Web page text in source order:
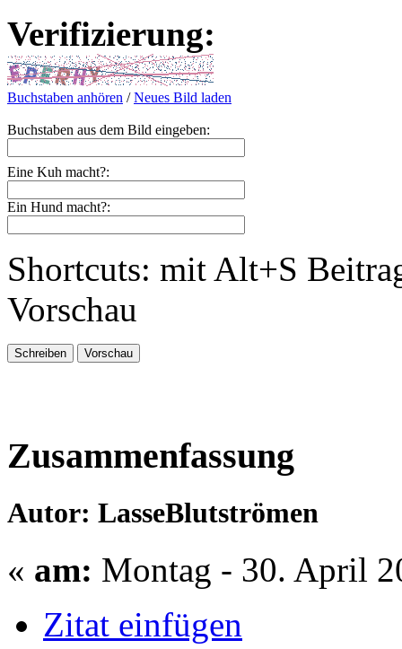
Verifizierung:
Buchstaben anhören /Neues Bild laden
Buchstaben aus dem Bild eingeben:
Eine Kuh macht?:
Ein Hund macht?:
Shortcuts: mit Alt+S
Vorschau
Zusammenfassung
Autor: LasseBlutströmen
« am: Montag - 30. April
Zitat einfügen